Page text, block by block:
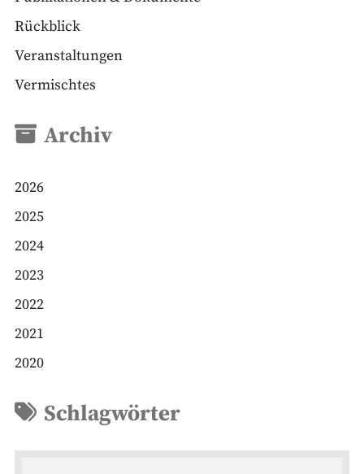
Rückblick
Veranstaltungen
Vermischtes
Archiv
2026
2025
2024
2023
2022
2021
2020
Schlagwörter